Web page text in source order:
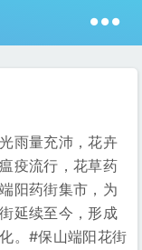
雨量充沛，花卉
疫流行，花草药
阳药街集市，为
延续至今，形成
。#保山端阳花街